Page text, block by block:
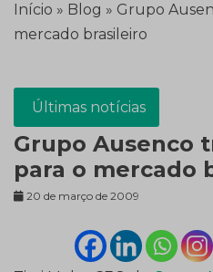
Início » Blog » Grupo
mercado brasileiro
Últimas notícias
Grupo Ausenco
para o mercado
20 de março de 2009